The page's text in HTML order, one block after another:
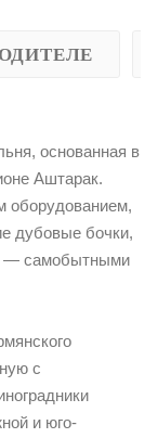
основанная в
Аштарак.
оборудованием,
дубовые бочки,
— самобытными
с
и юго-